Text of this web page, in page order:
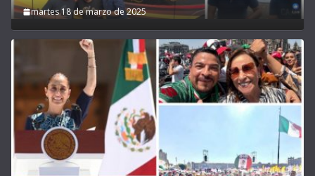
martes 18 de marzo de 2025